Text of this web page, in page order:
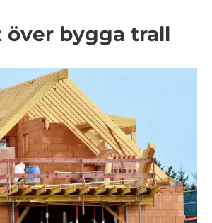
över bygga trall